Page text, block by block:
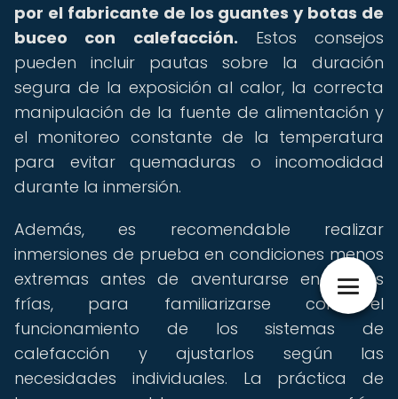
por el fabricante de los guantes y botas de
buceo con calefacción. Estos consejos
pueden incluir pautas sobre la duración
segura de la exposición al calor, la correcta
manipulación de la fuente de alimentación y
el monitoreo constante de la temperatura
para evitar quemaduras o incomodidad
durante la inmersión.
Además, es recomendable realizar
inmersiones de prueba en condiciones menos
extremas antes de aventurarse en aguas
frías, para familiarizarse con el
funcionamiento de los sistemas de
calefacción y ajustarlos según las
necesidades individuales. La práctica de